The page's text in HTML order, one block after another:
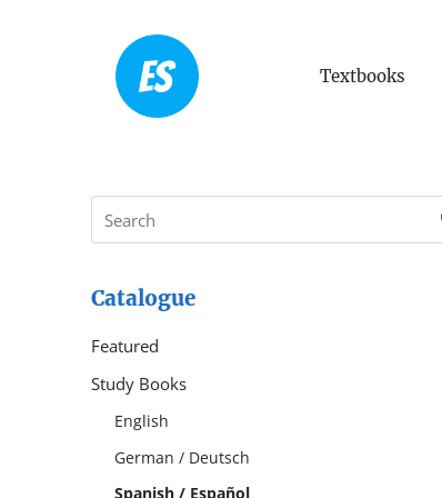
Textbooks
Catalogue
Featured
Study Books
English
German / Deutsch
Spanish / Español